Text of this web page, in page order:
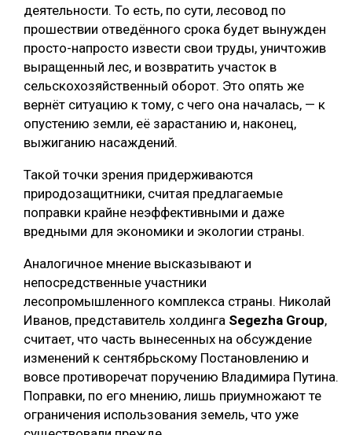
деятельности. То есть, по сути, лесовод по
прошествии отведённого срока будет вынужден
просто-напросто извести свои труды, уничтожив
выращенный лес, и возвратить участок в
сельскохозяйственный оборот. Это опять же
вернёт ситуацию к тому, с чего она началась, — к
опустению земли, её зарастанию и, наконец,
выжиганию насаждений.
Такой точки зрения придерживаются
природозащитники, считая предлагаемые
поправки крайне неэффективными и даже
вредными для экономики и экологии страны.
Аналогичное мнение высказывают и
непосредственные участники
лесопромышленного комплекса страны. Николай
Иванов, представитель холдинга Segezha Group,
считает, что часть вынесенных на обсуждение
изменений к сентябрьскому Постановлению и
вовсе противоречат поручению Владимира Путина.
Поправки, по его мнению, лишь приумножают те
ограничения использования земель, что уже